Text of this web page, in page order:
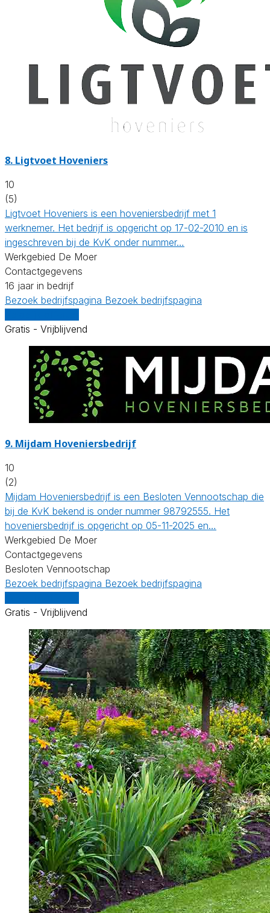
8. Ligtvoet Hoveniers
10
(5)
Ligtvoet Hoveniers is een hoveniersbedrijf met 1
werknemer. Het bedrijf is opgericht op 17-02-2010 en is
ingeschreven bij de KvK onder nummer…
Werkgebied De Moer
Contactgegevens
16 jaar in bedrijf
Bezoek bedrijfspagina Bezoek bedrijfspagina
Gratis - Vrijblijvend
9. Mijdam Hoveniersbedrijf
10
(2)
Mijdam Hoveniersbedrijf is een Besloten Vennootschap die
bij de KvK bekend is onder nummer 98792555. Het
hoveniersbedrijf is opgericht op 05-11-2025 en…
Werkgebied De Moer
Contactgegevens
Besloten Vennootschap
Bezoek bedrijfspagina Bezoek bedrijfspagina
Gratis - Vrijblijvend